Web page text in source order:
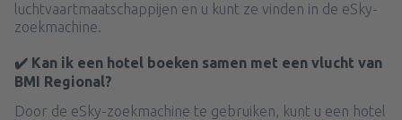
luchtvaartmaatschappijen en u kunt ze vinden in de eSky-
zoekmachine.
✔️ Kan ik een hotel boeken samen met een vlucht van
BMI Regional?
Door de eSky-zoekmachine te gebruiken, kunt u een hotel